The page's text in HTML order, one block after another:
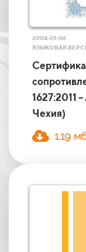
2004-01-06
ЯЗЫКОВАЯ
1627:2011
Чехия)
1.19